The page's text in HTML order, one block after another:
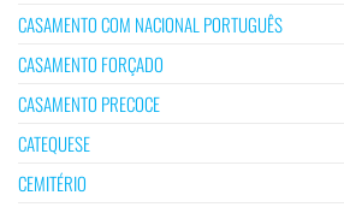
CASAMENTO COM NACIONAL PORTUGUÊS
CASAMENTO FORÇADO
CASAMENTO PRECOCE
CATEQUESE
CEMITÉRIO